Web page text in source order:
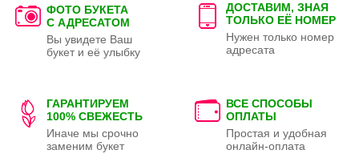
ФОТО БУКЕТА
С АДРЕСАТОМ
Вы увидете Ваш
букет и её улыбку
ДОСТАВИМ, ЗНАЯ
ТОЛЬКО ЕЁ НОМЕР
Нужен только номер
адресата
ГАРАНТИРУЕМ
100% СВЕЖЕСТЬ
Иначе мы срочно
заменим букет
ВСЕ СПОСОБЫ
ОПЛАТЫ
Простая и удобная
онлайн-оплата